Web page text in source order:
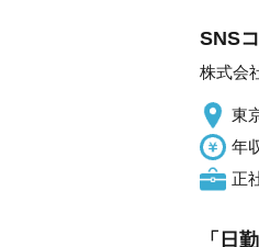
SNS
株式会
東
年
正
「日